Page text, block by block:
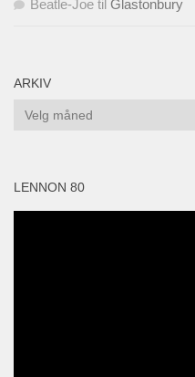
Beatle-Joe til Glastonbury
ARKIV
Arkiv
LENNON 80